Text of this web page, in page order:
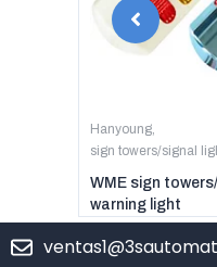
Hanyoung,
sign towers/signal
WME sign
warning light